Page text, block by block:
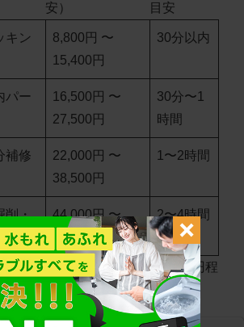
安）
目安
キン
8,800円 〜
15,400円
30分以内
パー
16,500円 〜
27,500円
30分〜1
時間
補修
22,000円 〜
38,500円
1〜2時間
削・
44,000円 〜
77,000円
2〜4時間
や出張費が別途3,000円〜5,000円程
一般的です。